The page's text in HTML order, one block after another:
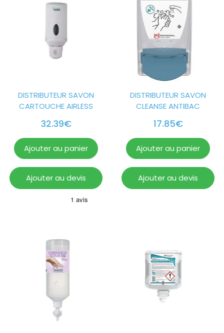
DISTRIBUTEUR SAVON
CARTOUCHE AIRLESS
32.39€
Ajouter au panier
Ajouter au devis
DISTRIBUTEUR SAVON
CLEANSE ANTIBAC
17.85€
Ajouter au panier
Ajouter au devis